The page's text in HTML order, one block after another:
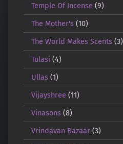
Temple Of Incense (9)
The Mother's(10)
The World Makes Scents(3)
Tulasi (4)
Ullas(1)
Vijayshree (11)
Vinasons(8)
Vrindavan Bazaar(3)